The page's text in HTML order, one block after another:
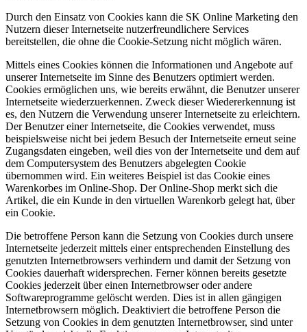
Durch den Einsatz von Cookies kann die SK Online Marketing den
Nutzern dieser Internetseite nutzerfreundlichere Services
bereitstellen, die ohne die Cookie-Setzung nicht möglich wären.
Mittels eines Cookies können die Informationen und Angebote auf
unserer Internetseite im Sinne des Benutzers optimiert werden.
Cookies ermöglichen uns, wie bereits erwähnt, die Benutzer unserer
Internetseite wiederzuerkennen. Zweck dieser Wiedererkennung ist
es, den Nutzern die Verwendung unserer Internetseite zu erleichtern.
Der Benutzer einer Internetseite, die Cookies verwendet, muss
beispielsweise nicht bei jedem Besuch der Internetseite erneut seine
Zugangsdaten eingeben, weil dies von der Internetseite und dem auf
dem Computersystem des Benutzers abgelegten Cookie
übernommen wird. Ein weiteres Beispiel ist das Cookie eines
Warenkorbes im Online-Shop. Der Online-Shop merkt sich die
Artikel, die ein Kunde in den virtuellen Warenkorb gelegt hat, über
ein Cookie.
Die betroffene Person kann die Setzung von Cookies durch unsere
Internetseite jederzeit mittels einer entsprechenden Einstellung des
genutzten Internetbrowsers verhindern und damit der Setzung von
Cookies dauerhaft widersprechen. Ferner können bereits gesetzte
Cookies jederzeit über einen Internetbrowser oder andere
Softwareprogramme gelöscht werden. Dies ist in allen gängigen
Internetbrowsern möglich. Deaktiviert die betroffene Person die
Setzung von Cookies in dem genutzten Internetbrowser, sind unter